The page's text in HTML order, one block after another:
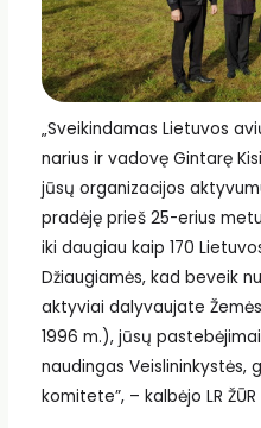
„Sveikindamas Lietuvos
narius ir vadovę Gintarę
jūsų organizacijos
pradėję prieš 25-erius
iki daugiau kaip 170
Džiaugiamės, kad beveik
aktyviai dalyvaujate
1996 m.), jūsų
naudingas Veislininkystės,
komitete”, – kalbėjo LR